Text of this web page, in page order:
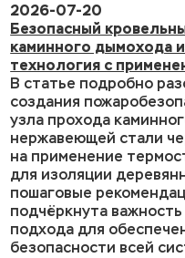
2026-07-20
Безопасный
каминного дымохода
технология с
В статье подробно
создания
узла прохода
нержавеющей стали
на применение
для изоляции
пошаговые
подчёркнута
подхода для
безопасности всей